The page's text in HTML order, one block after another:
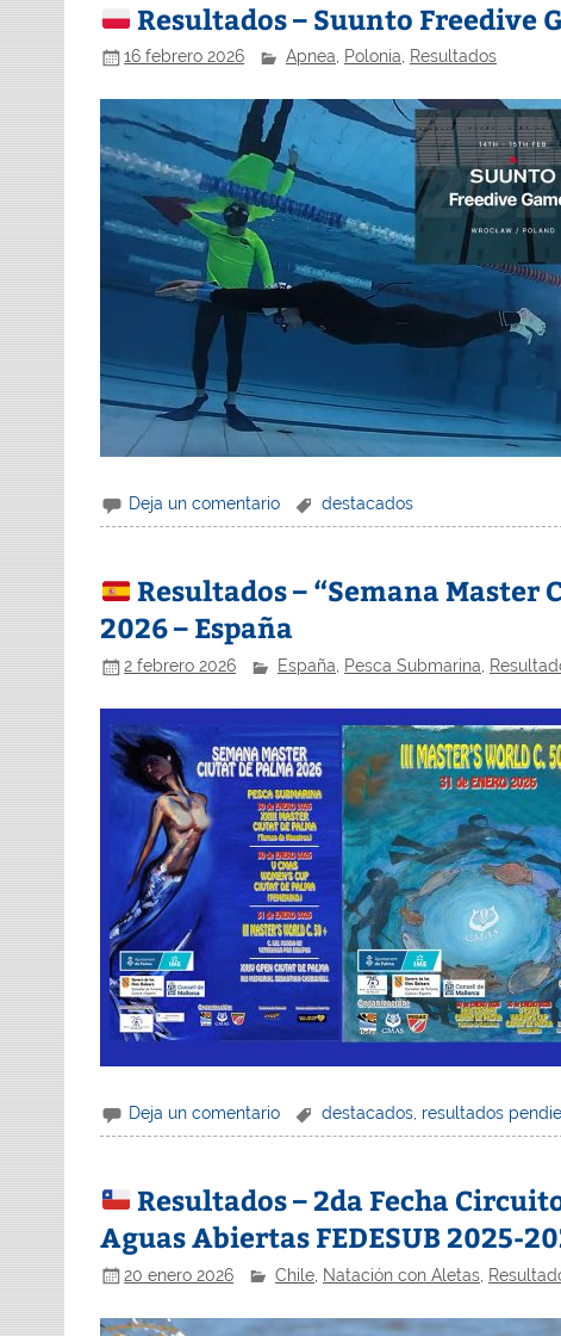
Resultados – Suunto Freedive
16 febrero 2026 Apnea, Polonia, Resultados
Deja un comentario destacados
Resultados – “Semana Master
2026 – España
2 febrero 2026 España Pesca Submarina
Deja un comentario destacados, resultados
Resultados – 2da Fecha
Aguas Abiertas FEDESUB 2025-
20 enero 2026 Chile, Natación con Aletas,